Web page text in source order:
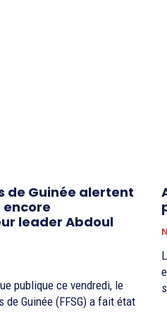
de Guinée alertent
encore
leader Abdoul
publique ce vendredi, le
de Guinée (FFSG) a fait état